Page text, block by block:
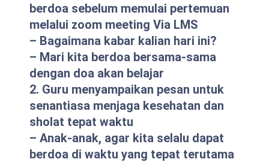
berdoa sebelum memulai pertemuan
melalui zoom meeting Via LMS
– Bagaimana kabar kalian hari ini?
– Mari kita berdoa bersama-sama
dengan doa akan belajar
2. Guru menyampaikan pesan untuk
senantiasa menjaga kesehatan dan
sholat tepat waktu
– Anak-anak, agar kita selalu dapat
berdoa di waktu yang tepat terutama